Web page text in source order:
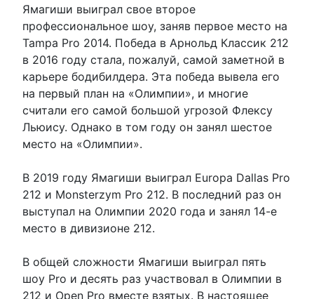
Ямагиши выиграл свое второе
профессиональное шоу, заняв первое место на
Tampa Pro 2014. Победа в Арнольд Классик 212
в 2016 году стала, пожалуй, самой заметной в
карьере бодибилдера. Эта победа вывела его
на первый план на «Олимпии», и многие
считали его самой большой угрозой Флексу
Льюису. Однако в том году он занял шестое
место на «Олимпии».
В 2019 году Ямагиши выиграл Europa Dallas Pro
212 и Monsterzym Pro 212. В последний раз он
выступал на Олимпии 2020 года и занял 14-е
место в дивизионе 212.
В общей сложности Ямагиши выиграл пять
шоу Pro и десять раз участвовал в Олимпии в
212 и Open Pro вместе взятых. В настоящее